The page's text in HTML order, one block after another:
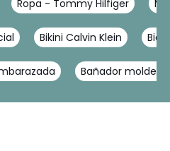
Ropa - Tommy Hilfiger
Bikini Calvin Klein
Bañador